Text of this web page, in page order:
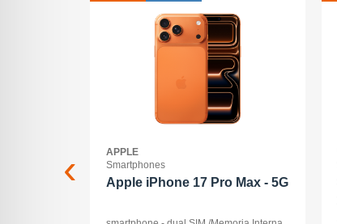
APPLE
Smartphones
Apple iPhone 17 Pro Max - 5G